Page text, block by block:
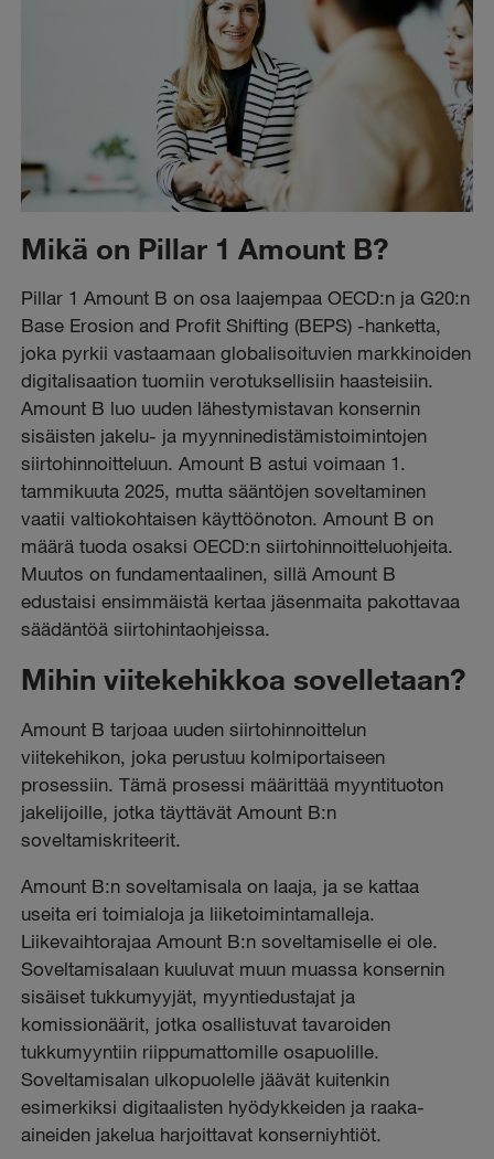
Mikä on Pillar 1 Amount B?
Pillar 1 Amount B on osa laajempaa OECD:n ja G20:n
Base Erosion and Profit Shifting (BEPS) -hanketta,
joka pyrkii vastaamaan globalisoituvien markkinoiden
digitalisaation tuomiin verotuksellisiin haasteisiin.
Amount B luo uuden lähestymistavan konsernin
sisäisten jakelu- ja myynninedistämistoimintojen
siirtohinnoitteluun. Amount B astui voimaan 1.
tammikuuta 2025, mutta sääntöjen soveltaminen
vaatii valtiokohtaisen käyttöönoton. Amount B on
määrä tuoda osaksi OECD:n siirtohinnoitteluohjeita.
Muutos on fundamentaalinen, sillä Amount B
edustaisi ensimmäistä kertaa jäsenmaita pakottavaa
säädäntöä siirtohintaohjeissa.
Mihin viitekehikkoa sovelletaan?
Amount B tarjoaa uuden siirtohinnoittelun
viitekehikon, joka perustuu kolmiportaiseen
prosessiin. Tämä prosessi määrittää myyntituoton
jakelijoille, jotka täyttävät Amount B:n
soveltamiskriteerit.
Amount B:n soveltamisala on laaja, ja se kattaa
useita eri toimialoja ja liiketoimintamalleja.
Liikevaihtorajaa Amount B:n soveltamiselle ei ole.
Soveltamisalaan kuuluvat muun muassa konsernin
sisäiset tukkumyyjät, myyntiedustajat ja
komissionäärit, jotka osallistuvat tavaroiden
tukkumyyntiin riippumattomille osapuolille.
Soveltamisalan ulkopuolelle jäävät kuitenkin
esimerkiksi digitaalisten hyödykkeiden ja raaka-
aineiden jakelua harjoittavat konserniyhtiöt.